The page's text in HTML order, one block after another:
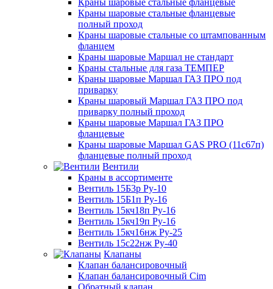
Краны шаровые стальные фланцевые
полный проход
Краны шаровые стальные со штампованным
фланцем
Краны шаровые Маршал не стандарт
Краны стальные для газа ТЕМПЕР
Краны шаровые Маршал ГАЗ ПРО под
приварку
Краны шаровый Маршал ГАЗ ПРО под
приварку полный проход
Краны шаровые Маршал ГАЗ ПРО
фланцевые
Краны шаровые Маршал GAS PRO (11с67п)
фланцевые полный проход
Вентили
Краны в ассортименте
Вентиль 15Б3р Ру-10
Вентиль 15Б1п Ру-16
Вентиль 15кч18п Ру-16
Вентиль 15кч19п Ру-16
Вентиль 15кч16нж Ру-25
Вентиль 15с22нж Ру-40
Клапаны
Клапан балансировочный
Клапан балансировочный Cim
Обратный клапан